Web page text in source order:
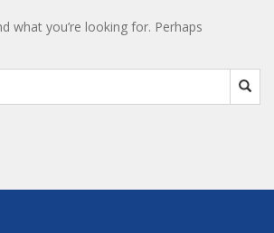
what you’re looking for. Perhaps